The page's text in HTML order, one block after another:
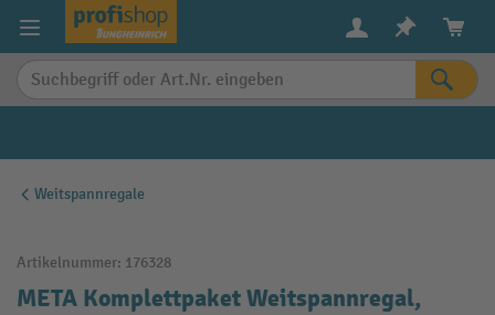
springen
Weitspannregale
Artikelnummer: 176328
META Komplettpaket Weitspannregal,